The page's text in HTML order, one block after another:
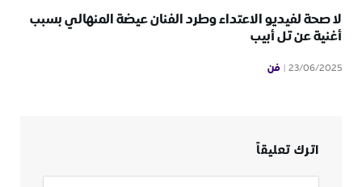
لا صحة لفيديو الاعتداء وطرد الفنان عيضة المنهالي بسبب
أغنية عن تل أبيب
23/06/2025 فن
اترك تعليقاً